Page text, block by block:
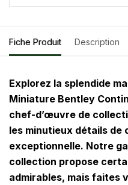
Fiche Produit Description
Explorez la splendide
Miniature Bentley
chef-d’œuvre de
les minutieux détails de
exceptionnelle. Notre
collection propose
admirables, mais faites